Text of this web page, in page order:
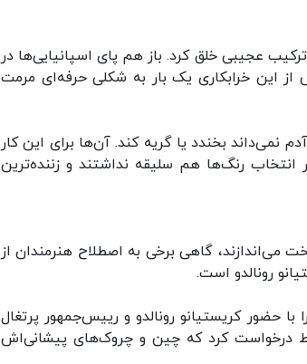
عجیبی خلق کرد. باز هم پای اسپانیایی‌ها در
این خرابکاری یک بار به شکلی حرفه‌ای مرمت
بخندد یا گریه کند. آن‌ها برای این‌ کار
انتخاب رنگ‌ها هم سلیقه نداشتند و زننده‌ترین
می‌اندازند، گاهی برخی به اصطلاح هنرمندان از
رونالدو است.
سال ۲۰۱۷ در فرودگاه شهر مادیرا با حضور کریستیانو رونالدو و رییس‌جمهور پرتغال
درخواست کرد که چین‌ و چروک‌های پیشانی‌اش